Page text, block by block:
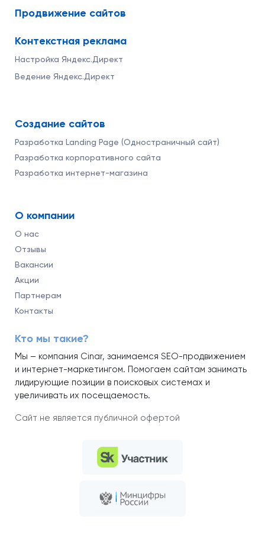
Продвижение сайтов
Контекстная реклама
Настройка Яндекс.Директ
Ведение Яндекс.Директ
Создание сайтов
Разработка Landing Page (Одностраничный сайт)
Разработка корпоративного сайта
Разработка интернет-магазина
О компании
О нас
Отзывы
Вакансии
Акции
Партнерам
Контакты
Кто мы такие?
Мы – компания Cinar, занимаемся SEO-продвижением
и интернет-маркетингом. Помогаем сайтам занимать
лидирующие позиции в поисковых системах и
увеличивать их посещаемость.
Сайт не является публичной офертой